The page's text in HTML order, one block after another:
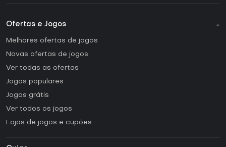
Ofertas e Jogos
Melhores ofertas de jogos
Novas ofertas de jogos
Ver todas as ofertas
Jogos populares
Jogos grátis
Ver todos os jogos
Lojas de jogos e cupões